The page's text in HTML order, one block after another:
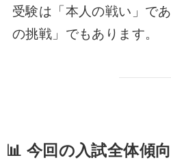
受験は「本人の戦い」で
の挑戦」でもあります。
📊 今回の入試全体傾